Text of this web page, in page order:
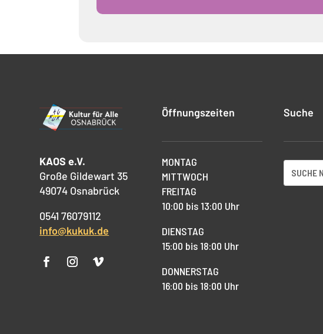
KAOS e.V.
Große Gildewart 35
49074 Osnabrück
0541 76079112
info@kukuk.de
Öffnungszeiten
MONTAG
MITTWOCH
FREITAG
10:00 bis 13:00 Uhr
DIENSTAG
15:00 bis 18:00 Uhr
DONNERSTAG
16:00 bis 18:00 Uhr
Suche